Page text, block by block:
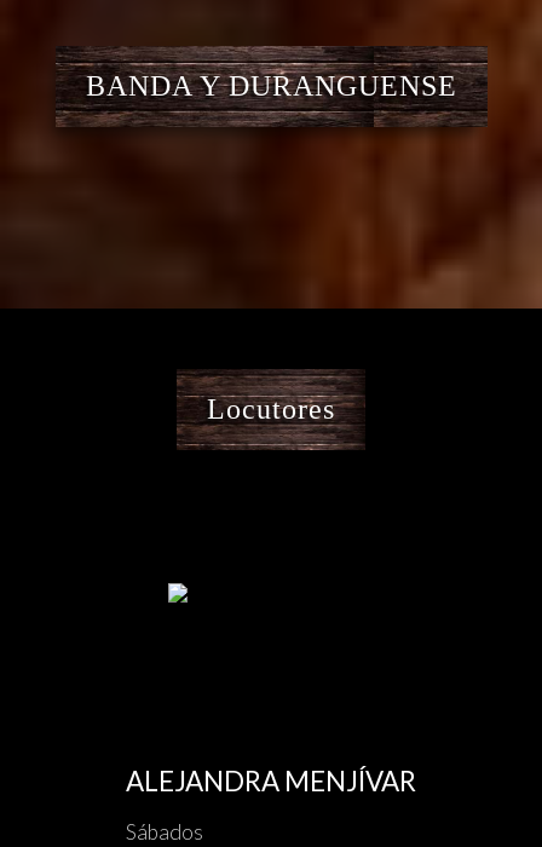
BANDA Y DURANGUENSE
Locutores
ALEJANDRA MENJÍVAR
Sábados